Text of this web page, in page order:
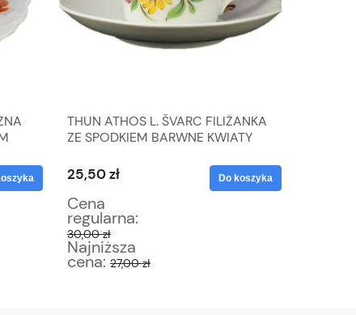
THUN ATHOS L. ŠVARC FILIŻANKA
ZE SPODKIEM BARWNE KWIATY
25,50 zł
Cena
regularna:
30,00 zł
Najniższa
cena: 27,00 zł
Do koszyka